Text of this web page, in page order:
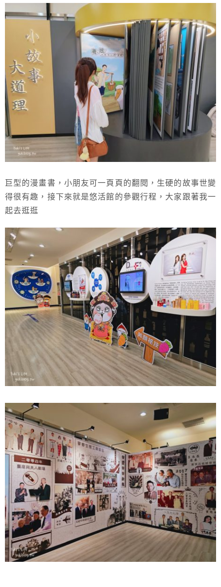
巨型的漫畫書，小朋友可一頁頁的翻閱，生硬的故事世變
得很有趣，接下來就是悠活館的參觀行程，大家跟著我一
起去逛逛